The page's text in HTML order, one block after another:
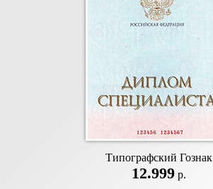
Типографский Гознак
12.999р.